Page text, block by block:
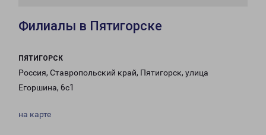
Филиалы в Пятигорске
ПЯТИГОРСК
Россия, Ставропольский край, Пятигорск, улица
Егоршина, 6с1
на карте